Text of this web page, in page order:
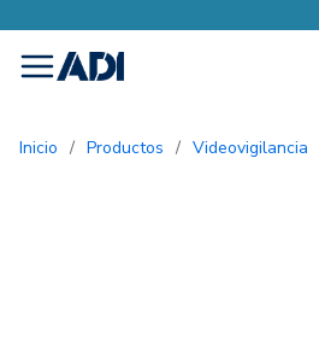
menu
Inicio / Productos / Videovigilancia